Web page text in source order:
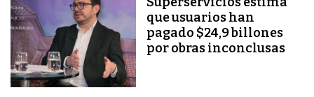
que usuarios han
pagado $24,9 billones
por obras inconclusas